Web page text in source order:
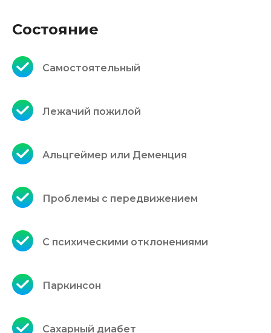
Состояние
Самостоятельный
Лежачий пожилой
Альцгеймер или Деменция
Проблемы с передвижением
С психическими отклонениями
Паркинсон
Сахарный диабет